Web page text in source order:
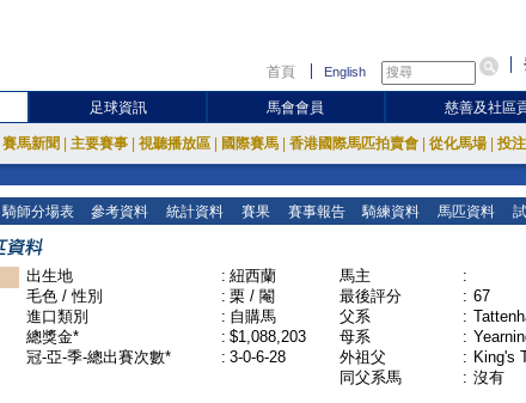
首頁 English
足球資訊 馬會會員 慈善及社區
賽馬新聞 主要賽事 視聽播放區 國際賽馬 香港國際馬匹拍賣會 從化馬場 投
騎師分場表 參考資料 統計資料 賽果 賽事報告 騎練資料 馬匹資料
出生地 : 紐西蘭
毛色 / 性別
: 栗 / 閹
進口類別
: 自購馬
總獎金*
: $1,088,203
冠-亞-季-總出賽次數*
: 3-0-6-28
馬主
:
最後評分
: 67
父系
:
母系
:
外祖父
: King's
同父系馬
: 沒有